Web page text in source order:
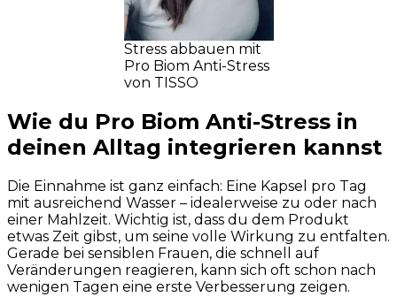
Stress abbauen mit
Pro Biom Anti-Stress
von TISSO
Wie du Pro Biom Anti-Stress in
deinen Alltag integrieren kannst
Die Einnahme ist ganz einfach: Eine Kapsel pro Tag
mit ausreichend Wasser – idealerweise zu oder nach
einer Mahlzeit. Wichtig ist, dass du dem Produkt
etwas Zeit gibst, um seine volle Wirkung zu entfalten.
Gerade bei sensiblen Frauen, die schnell auf
Veränderungen reagieren, kann sich oft schon nach
wenigen Tagen eine erste Verbesserung zeigen.